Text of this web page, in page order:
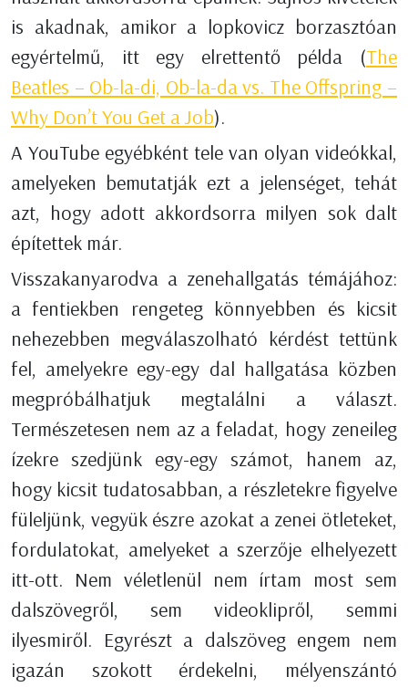
is akadnak, amikor a lopkovicz borzasztóan
egyértelmű, itt egy elrettentő példa (The
Beatles – Ob-la-di, Ob-la-da vs. The Offspring –
Why Don’t You Get a Job).
A YouTube egyébként tele van olyan videókkal,
amelyeken bemutatják ezt a jelenséget, tehát
azt, hogy adott akkordsorra milyen sok dalt
építettek már.
Visszakanyarodva a zenehallgatás témájához:
a fentiekben rengeteg könnyebben és kicsit
nehezebben megválaszolható kérdést tettünk
fel, amelyekre egy-egy dal hallgatása közben
megpróbálhatjuk megtalálni a választ.
Természetesen nem az a feladat, hogy zeneileg
ízekre szedjünk egy-egy számot, hanem az,
hogy kicsit tudatosabban, a részletekre figyelve
füleljünk, vegyük észre azokat a zenei ötleteket,
fordulatokat, amelyeket a szerzője elhelyezett
itt-ott. Nem véletlenül nem írtam most sem
dalszövegről, sem videoklipről, semmi
ilyesmiről. Egyrészt a dalszöveg engem nem
igazán szokott érdekelni, mélyenszántó